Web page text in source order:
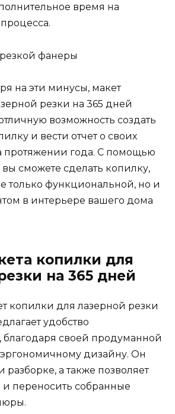
время на
фанеры
на эти минусы, макет
резки на 365 дней
возможность создать
и вести отчет о своих
протяжении года. С помощью
сможете сделать копилку,
только функциональной, но и
в интерьере вашего дома
копилки для
на 365 дней
копилки для лазерной резки
удобство
благодаря своей продуманной
дизайну. Он
разборке, а также позволяет
и переносить собранные